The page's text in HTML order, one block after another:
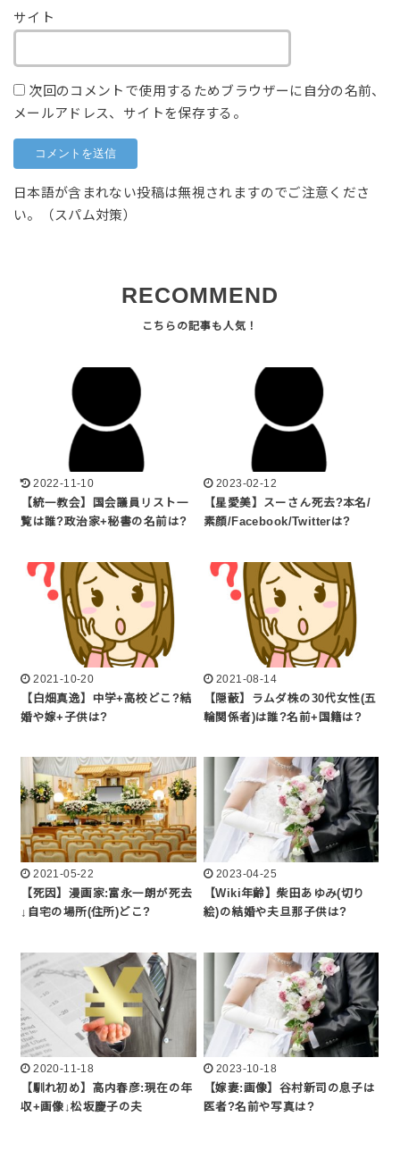
サイト
次回のコメントで使用するためブラウザーに自分の名前、
メールアドレス、サイトを保存する。
日本語が含まれない投稿は無視されますのでご注意くださ
い。（スパム対策）
RECOMMEND
2022-11-10
【統一教会】国会議員リスト一
覧は誰?政治家+秘書の名前は?
2023-02-12
【星愛美】スーさん死去?本名/
素顔/Facebook/Twitterは?
2021-10-20
【白畑真逸】中学+高校どこ?結
婚や嫁+子供は?
2021-08-14
【隠蔽】ラムダ株の30代女性(五
輪関係者)は誰?名前+国籍は?
2021-05-22
【死因】漫画家:富永一朗が死去
↓自宅の場所(住所)どこ?
2023-04-25
【Wiki年齢】柴田あゆみ(切り
絵)の結婚や夫旦那子供は?
2020-11-18
【馴れ初め】高内春彦:現在の年
収+画像↓松坂慶子の夫
2023-10-18
【嫁妻:画像】谷村新司の息子は
医者?名前や写真は?